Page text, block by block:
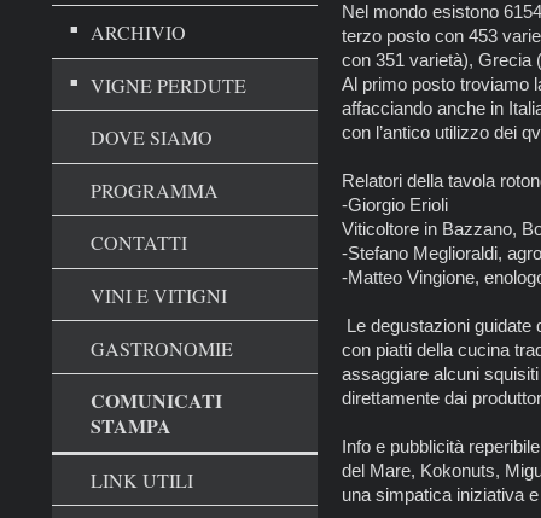
ARCHIVIO
VIGNE PERDUTE
DOVE SIAMO
PROGRAMMA
CONTATTI
VINI E VITIGNI
GASTRONOMIE
COMUNICATI
STAMPA
LINK UTILI
Nel mondo esistono
terzo posto con 453
con 351 varietà), Grecia
Al primo posto troviamo
affacciando anche in
con l’antico utilizzo dei
Relatori della tavola
-Giorgio Erioli
Viticoltore in Bazzano,
-Stefano Meglioraldi,
-Matteo Vingione,
Le degustazioni guidate
con piatti della cucina
assaggiare alcuni
direttamente dai
Info e pubblicità
del Mare, Kokonuts,
una simpatica iniziativa